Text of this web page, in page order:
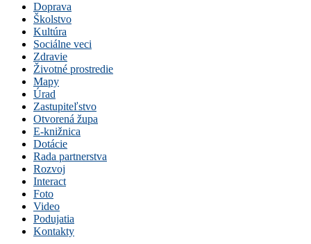
Doprava
Školstvo
Kultúra
Sociálne veci
Zdravie
Životné prostredie
Mapy
Úrad
Zastupiteľstvo
Otvorená župa
E-knižnica
Dotácie
Rada partnerstva
Rozvoj
Interact
Foto
Video
Podujatia
Kontakty